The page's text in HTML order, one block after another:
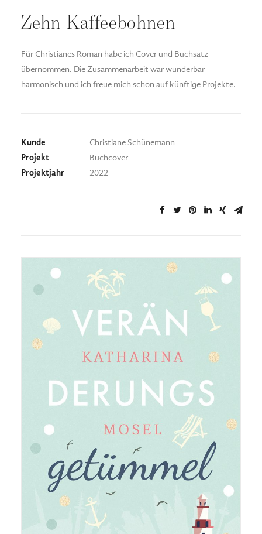
Zehn Kaffeebohnen
Für Christianes Roman habe ich Cover und Buchsatz
übernommen. Die Zusammenarbeit war wunderbar
harmonisch und ich freue mich schon auf künftige Projekte.
Kunde
Christiane Schünemann
Projekt
Buchcover
Projektjahr
2022